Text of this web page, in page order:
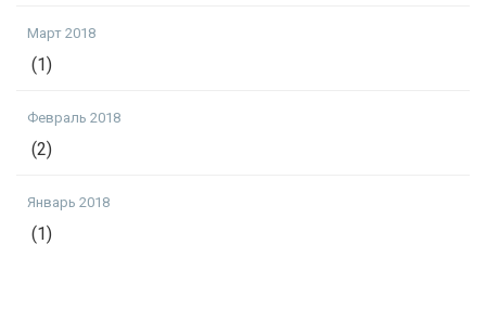
Март 2018
(1)
Февраль 2018
(2)
Январь 2018
(1)